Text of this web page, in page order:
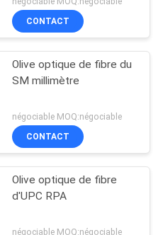
39
CONTACT
Olive optique de fibre du
SM millimètre
négociable MOQ:négociable
CONTACT
Olive optique de fibre
d'UPC RPA
négociable MOQ:négociable